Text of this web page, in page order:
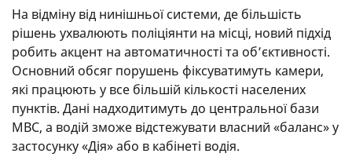
На відміну від нинішньої системи, де більшість
рішень ухвалюють поліціянти на місці, новий підхід
робить акцент на автоматичності та об’єктивності.
Основний обсяг порушень фіксуватимуть камери,
які працюють у все більшій кількості населених
пунктів. Дані надходитимуть до центральної бази
МВС, а водій зможе відстежувати власний «баланс» у
застосунку «Дія» або в кабінеті водія.